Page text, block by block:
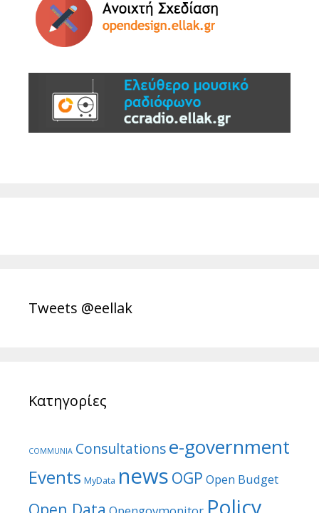
Tweets @eellak
Κατηγορίες
COMMUNIA Consultationse-government
Events MyData news OGP Open Budget
Policy